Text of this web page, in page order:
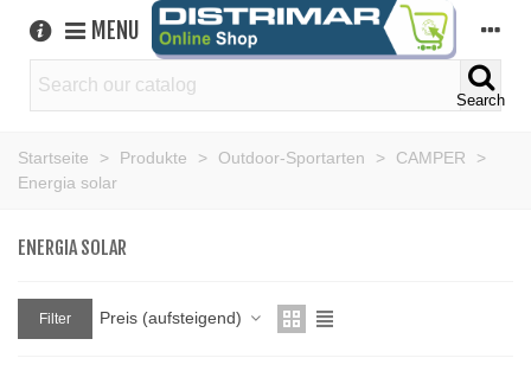
MENU
Search
Startseite > Produkte > Outdoor-Sportarten > CAMPER
>
Energia solar
ENERGIA SOLAR
Filter Preis (aufsteigend)